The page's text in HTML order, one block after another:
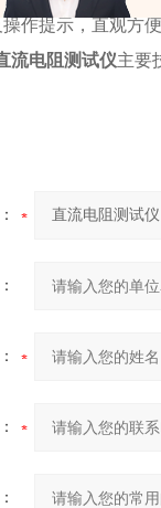
作提示，直观方便
流电阻测试仪主要